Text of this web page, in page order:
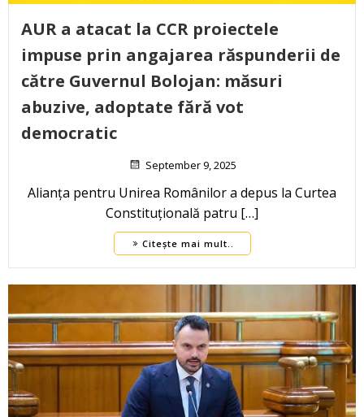
AUR a atacat la CCR proiectele
impuse prin angajarea răspunderii de
către Guvernul Bolojan: măsuri
abuzive, adoptate fără vot
democratic
September 9, 2025
Alianța pentru Unirea Românilor a depus la Curtea
Constituțională patru […]
Citește mai mult..